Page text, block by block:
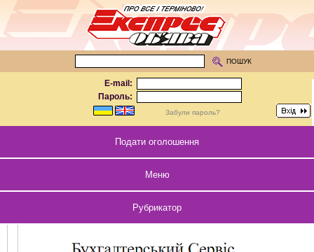
E-mail:
Пароль:
Забули пароль?
ПОШУК
Подати оголошення
Меню
Рубрикатор